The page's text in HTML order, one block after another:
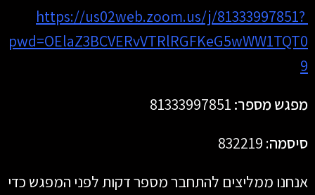
https://us02web.zoom.us/j/81333997851?
pwd=OElaZ3BCVERvVTRlRGFKeG5wWW1TQT0
9
מפגש מספר:
סיסמה: 832219
אנחנו ממליצים להתחבר מספר דקות לפני המפגש כדי